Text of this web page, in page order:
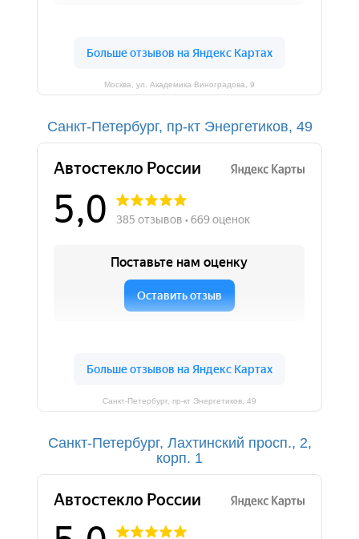
Москва, ул. Академика Виноградова, 9
Санкт-Петербург, пр-кт Энергетиков, 49
Санкт-Петербург, пр-кт Энергетиков, 49
Санкт-Петербург, Лахтинский просп., 2,
корп. 1